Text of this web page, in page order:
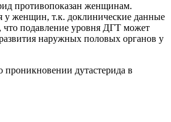
противопоказан женщинам.
у женщин, т.к. доклинические данные
что подавление уровня ДГТ может
наружных половых органов у
проникновении дутастерида в